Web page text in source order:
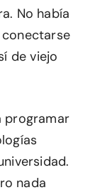
No había
de viejo
programar
nada